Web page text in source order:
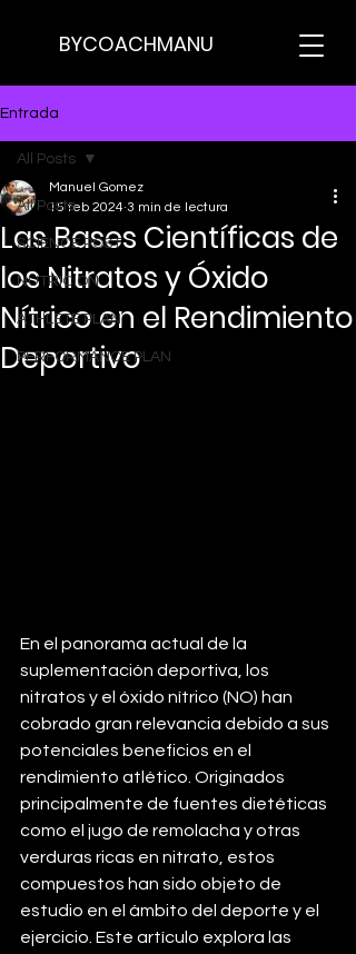
BYCOACHMANU
Entrada
All Posts
SCIENCE POST
NUTRICION
ATHLETE PLAN
PERFORMANCE PLAN
All Posts
Las Bases Científicas de
los Nitratos y Óxido
Nítrico en el Rendimiento
Deportivo
Manuel Gomez
15 feb 2024 3 min de lectura
En el panorama actual de la
suplementación deportiva, los
nitratos y el óxido nítrico (NO) han
cobrado gran relevancia debido a sus
potenciales beneficios en el
rendimiento atlético. Originados
principalmente de fuentes dietéticas
como el jugo de remolacha y otras
verduras ricas en nitrato, estos
compuestos han sido objeto de
estudio en el ámbito del deporte y el
ejercicio. Este artículo explora las